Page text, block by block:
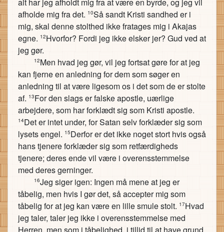
afholde mig fra det. 10Så sandt Kristi sandhed er i
mig, skal denne stolthed ikke fratages mig i Akajas
egne. 12Hvorfor? Fordi jeg ikke elsker jer? Gud ved at
jeg gør.
12Men hvad jeg gør, vil jeg fortsat gøre for at jeg
kan fjerne en anledning for dem som søger en
anledning til at være ligesom os i det som de er stolte
af. 13For den slags er falske apostle, uærlige
arbejdere, som har forklædt sig som Kristi apostle.
14Det er intet under, for Satan selv forklæder sig som
lysets engel. 15Derfor er det ikke noget stort hvis også
hans tjenere forklæder sig som retfærdigheds
tjenere; deres ende vil være i overensstemmelse
med deres gerninger.
16Jeg siger igen: Ingen må mene at jeg er
tåbelig, men hvis I gør det, så accepter mig som
tåbelig for at jeg kan være en lille smule stolt. 17Hvad
jeg taler, taler jeg ikke i overensstemmelse med